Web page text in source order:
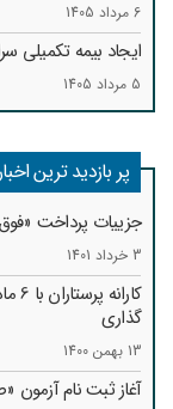
6 مرداد 1405
ایجاد بیمه تکمیلی
5 مرداد 1405
پر بازدید ترین
جزییات پرداخت
3 خرداد 1401
گذاری
13 بهمن 1400
آغاز ثبت نام آزمون